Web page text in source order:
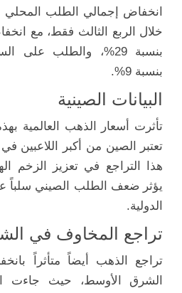
خلال الربع الثالث فقط، مع
بنسبة 29%، والطلب على
بنسبة 9%.
البيانات الصينية
تأثرت أسعار الذهب العالمية
تعتبر الصين من أكبر
هذا التراجع في تعزيز الزخم
يؤثر ضعف الطلب الصيني سلباً
الدولية.
تراجع المخاوف في
تراجع الذهب أيضاً متأثراً
الشرق الأوسط، حيث جاءت